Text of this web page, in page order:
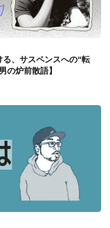
、サスペンスへの“転
の炉前散語】